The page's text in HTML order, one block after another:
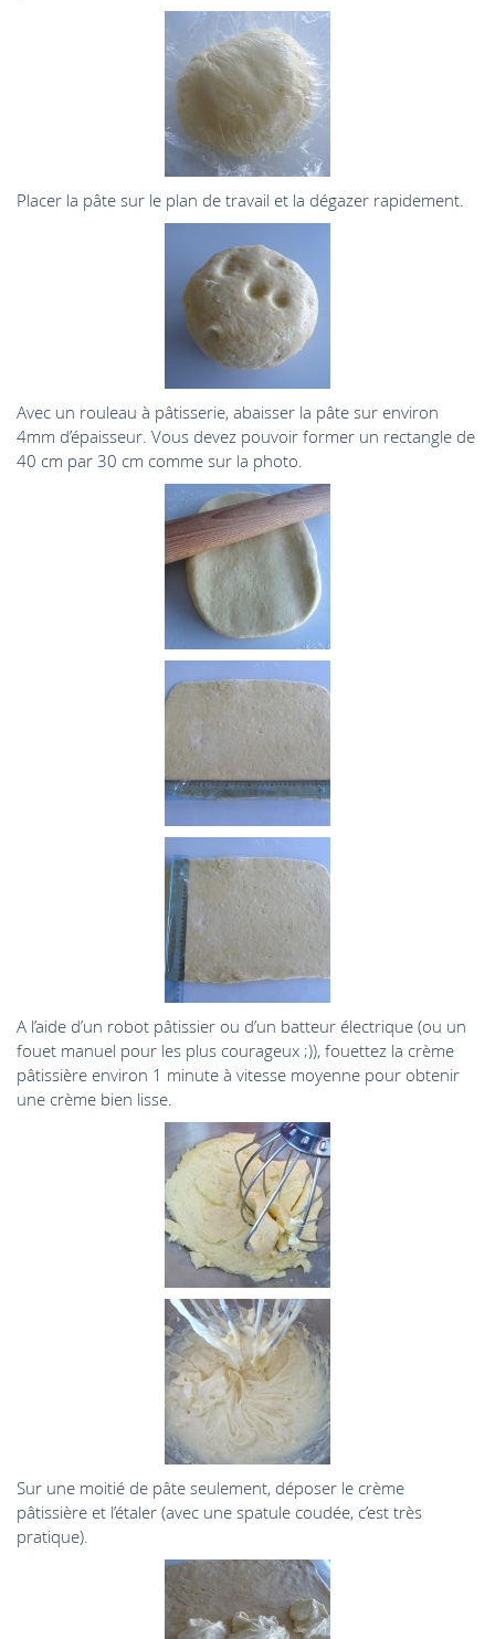
Placer la pâte sur le plan de travail et la dégazer rapidement.
Avec un rouleau à pâtisserie, abaisser la pâte sur environ
4mm d’épaisseur. Vous devez pouvoir former un rectangle de
40 cm par 30 cm comme sur la photo.
A l’aide d’un robot pâtissier ou d’un batteur électrique (ou un
fouet manuel pour les plus courageux ;)), fouettez la crème
pâtissière environ 1 minute à vitesse moyenne pour obtenir
une crème bien lisse.
Sur une moitié de pâte seulement, déposer le crème
pâtissière et l’étaler (avec une spatule coudée, c’est très
pratique).